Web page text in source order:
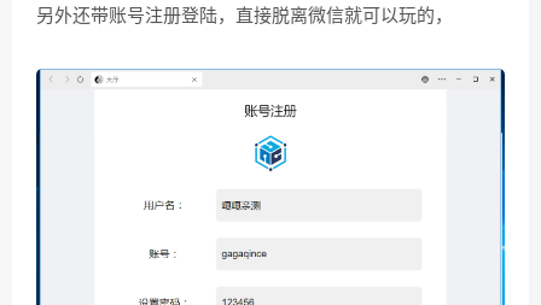
另外还带账号注册登陆，直接脱离微信就可以玩的，